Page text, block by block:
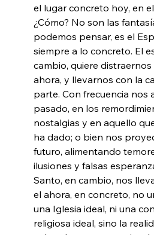
el lugar concreto hoy, en
¿Cómo? No son las
podemos pensar, es el
siempre a lo concreto. El
cambio, quiere
ahora, y llevarnos con la
parte. Con frecuencia nos
pasado, en los
nostalgias y en aquello
ha dado; o bien nos
futuro, alimentando
ilusiones y falsas
Santo, en cambio, nos
el ahora, en concreto, no
una Iglesia ideal, ni una
religiosa ideal, sino la